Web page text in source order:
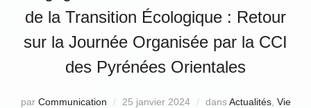
de la Transition Écologique : Retour
sur la Journée Organisée par la CCI
des Pyrénées Orientales
par Communication 25 janvier 2024 dansActualités, Vie